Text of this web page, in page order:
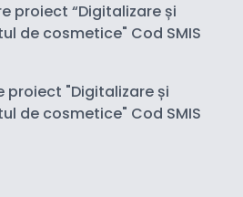
proiect “Digitalizare și
de cosmetice" Cod SMIS
proiect "Digitalizare și
de cosmetice" Cod SMIS